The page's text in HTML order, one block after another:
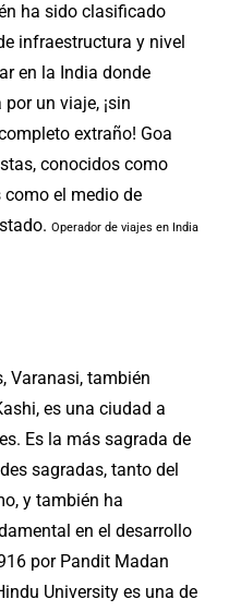
ha sido clasificado
infraestructura y nivel
en la India donde
un viaje, ¡sin
extraño! Goa
conocidos como
como el medio de
Operador de viajes en India
Varanasi, también
es una ciudad a
Es la más sagrada de
sagradas, tanto del
y también ha
en el desarrollo
por Pandit Madan
University es una de